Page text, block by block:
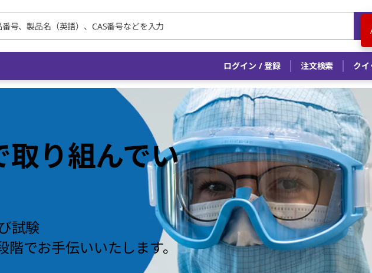
ログイン / 登録 注文検索 クイ
り組んでい
試験
階でお手伝いいたします。